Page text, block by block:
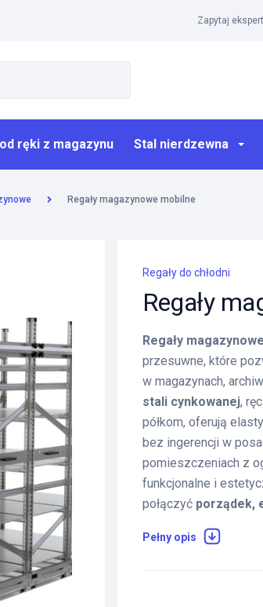
Zapytaj
ręki z magazynu Stal nierdzewna
Regały magazynowe mobilne
Regały do chłodni
Regały
Regały
przesuwne, które
w magazynach,
stali cynkowanej,
półkom, oferują
bez ingerencji w
pomieszczeniach z
funkcjonalne i
połączyć porządek,
Pełny opis